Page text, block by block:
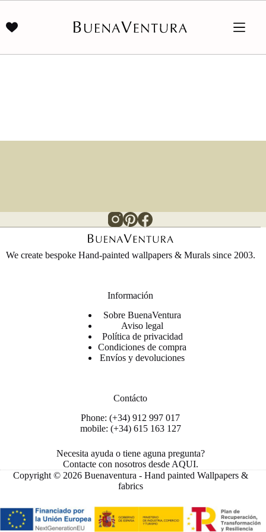
contenido
We create bespoke Hand-painted wallpapers & Murals since 2003.
Información
Sobre BuenaVentura
Aviso legal
Política de privacidad
Condiciones de compra
Envíos y devoluciones
Contácto
Phone: (+34) 912 997 017
mobile: (+34) 615 163 127
Necesita ayuda o tiene aguna pregunta?
Contacte con nosotros desde AQUI.
Copyright © 2026 Buenaventura - Hand painted Wallpapers &
fabrics